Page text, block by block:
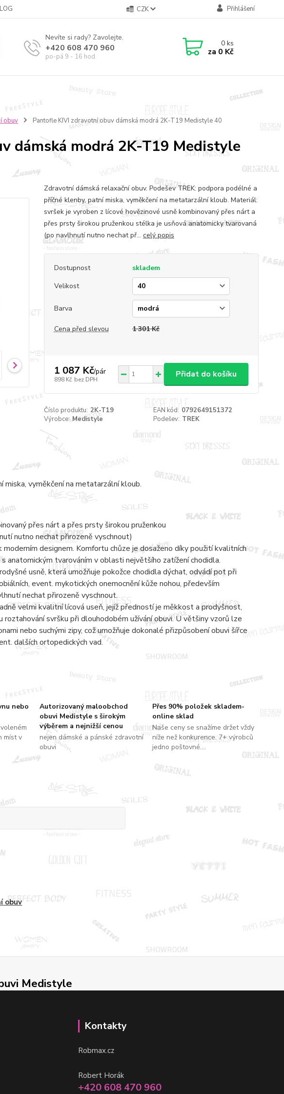
CZK Přihlášení
Nevíte si rady? Zavolejte.
+420 608 470 960
po-pá 9 - 16 hod.
0ks
za 0 Kč
obuv Pantofle KIVI zdravotní obuv dámská modrá 2K-T19 Medistyle 40
dámská modrá 2K-T19 Medistyle
Zdravotní dámská relaxační obuv. Podešev TREK: podpora podélné a
příčné klenby, patní miska, vyměkčení na metatarzální kloub. Materiál:
svršek je vyroben z lícové hovězinové usně kombinovaný přes nárt a
přes prsty širokou pruženkou stélka je usňová anatomicky tvarovaná
(po navlhnutí nutno nechat př... celý popis
Dostupnost
skladem
Velikost
Barva
Cena před slevou 1 301 Kč
1 087 Kč/pár
898 Kč bez DPH
Přidat do košíku
Číslo produktu: 2K-T19 EAN kód: 0792649151372
Výrobce: Medistyle Podešev: TREK
nebo
míst v
Autorizovaný maloobchod
obuvi Medistyle s širokým
výběrem a nejnižší cenou
nejen dámské a pánské zdravotní
obuvi
Přes 90% položek skladem-
online sklad
Naše ceny se snažíme držet vždy
níže než konkurence. 7+ výrobců
jedno poštovné....
vyměkčení na metatarzální kloub.
přes nárt a přes prsty širokou pruženkou
nutno nechat přirozeně vyschnout)
designem. Komfortu chůze je dosaženo díky použití kvalitních
anatomickým tvarováním v oblasti největšího zatížení chodidla.
usně, která umožňuje pokožce chodidla dýchat, odvádí pot při
event. mykotických onemocnění kůže nohou, především
nechat přirozeně vyschnout.
velmi kvalitní lícová useň, jejíž předností je měkkost a prodyšnost,
roztahování svršku při dlouhodobém užívání obuvi. U většiny vzorů lze
nebo suchými zipy, což umožňuje dokonalé přizpůsobení obuvi šířce
dalších ortopedických vad.
obuv
Medistyle
Kontakty
Robmax.cz
Robert Horák
+420 608 470 960